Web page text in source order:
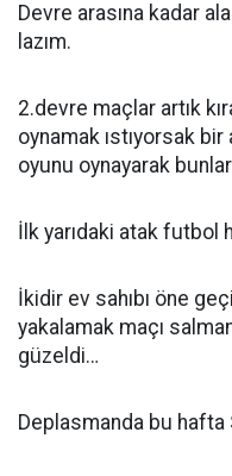
Devre arasına kadar
lazım.
2.devre maçlar artık
oynamak ıstıyorsak
oyunu oynayarak
İlk yarıdaki atak futbol
İkidir ev sahıbı öne
yakalamak maçı
güzeldi…
Deplasmanda bu hafta